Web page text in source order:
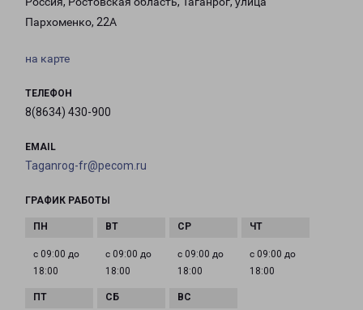
Пархоменко, 22А
на карте
ТЕЛЕФОН
8(8634) 430-900
EMAIL
Taganrog-fr@pecom.ru
ГРАФИК РАБОТЫ
с 09:00 до
18:00
с 09:00 до
18:00
с 09:00 до
18:00
с 09:00 до
18:00